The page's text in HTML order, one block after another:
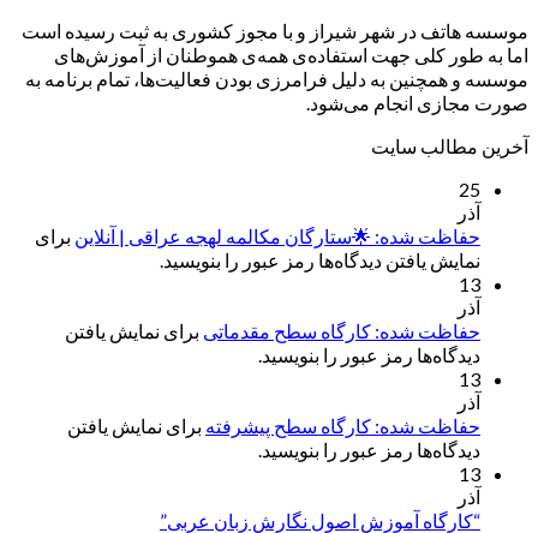
موسسه هاتف در شهر شیراز و با مجوز کشوری به ثبت رسیده است
اما به طور کلی جهت استفاده‌ی همه‌ی هموطنان از آموزش‌های
موسسه و همچنین به دلیل فرامرزی بودن فعالیت‌ها، تمام برنامه به
صورت مجازی انجام می‌شود.
آخرین مطالب سایت
25
آذر
حفاظت شده: 🌟ستارگان مکالمه لهجه عراقی | آنلاین برای
نمایش یافتن دیدگاه‌ها رمز عبور را بنویسید.
13
آذر
حفاظت شده: کارگاه سطح مقدماتی برای نمایش یافتن
دیدگاه‌ها رمز عبور را بنویسید.
13
آذر
حفاظت شده: کارگاه سطح پیشرفته برای نمایش یافتن
دیدگاه‌ها رمز عبور را بنویسید.
13
آذر
“کارگاه آموزش اصول نگارش زبان عربی”